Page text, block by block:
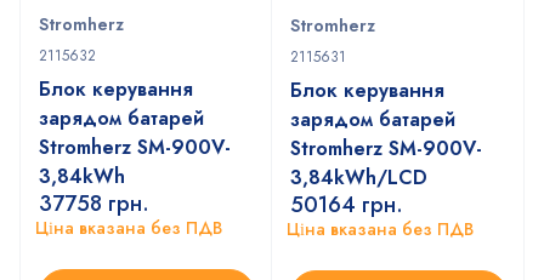
Stromherz
2115632
Блок керування
зарядом батарей
Stromherz SM-900V-
3,84kWh
37758 грн.
Ціна вказана без ПДВ
Stromherz
2115631
Блок керування
зарядом батарей
Stromherz SM-900V-
3,84kWh/LCD
50164 грн.
Ціна вказана без ПДВ